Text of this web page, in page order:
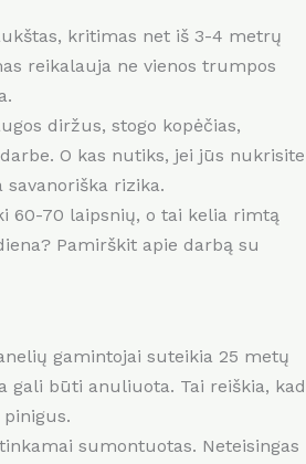
kritimas net iš 3-4 metrų
reikalauja ne vienos trumpos
diržus, stogo kopėčias,
O kas nutiks, jei jūs nukrisite
rizika.
60-70 laipsnių, o tai kelia rimtą
Pamirškit apie darbą su
gamintojai suteikia 25 metų
gali būti anuliuota. Tai reiškia, kad
sumontuotas. Neteisingas